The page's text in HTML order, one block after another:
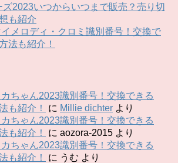
2023いつからいつまで販売？売り切
も紹介
メロディ・クロミ識別番号！交換で
法も紹介！
ちゃん2023識別番号！交換できる
も紹介！
に Millie dichter より
ちゃん2023識別番号！交換できる
も紹介！
に aozora-2015 より
ちゃん2023識別番号！交換できる
も紹介！
に うむ より